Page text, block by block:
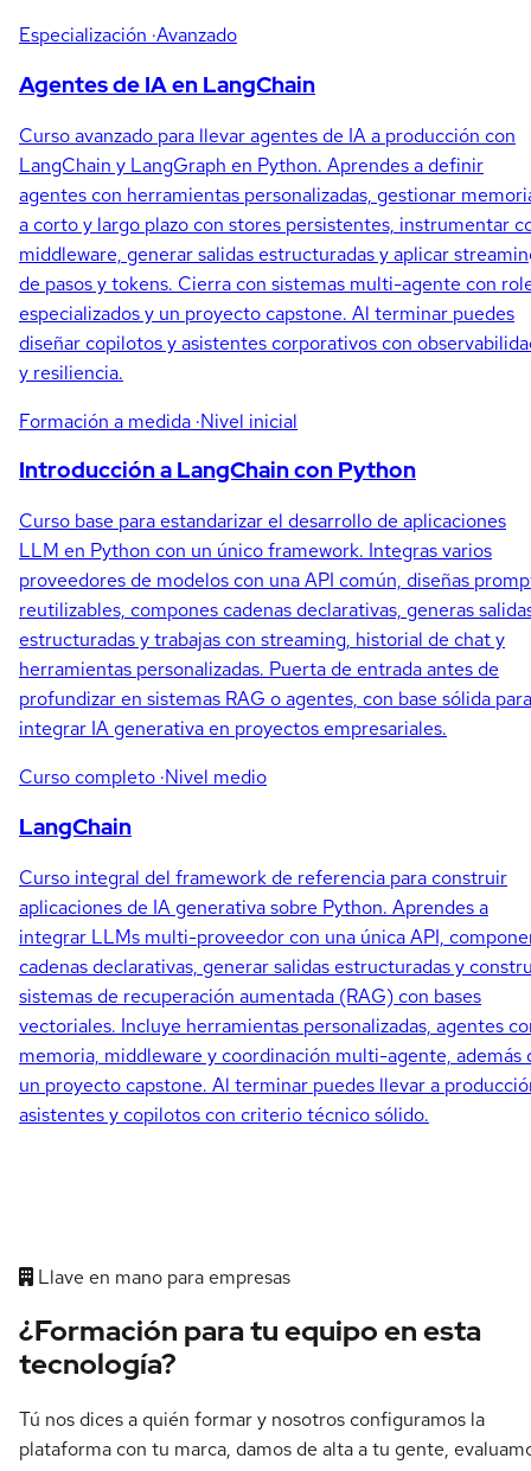
Especialización ·Avanzado
Agentes de IA en LangChain
Curso avanzado para llevar agentes de IA a producción con
LangChain y LangGraph en Python. Aprendes a definir
agentes con herramientas personalizadas, gestionar
a corto y largo plazo con stores persistentes, instrumentar
middleware, generar salidas estructuradas y aplicar
de pasos y tokens. Cierra con sistemas multi-agente con
especializados y un proyecto capstone. Al terminar puedes
diseñar copilotos y asistentes corporativos con
y resiliencia.
Formación a medida ·Nivel inicial
Introducción a LangChain con Python
Curso base para estandarizar el desarrollo de aplicaciones
LLM en Python con un único framework. Integras varios
proveedores de modelos con una API común, diseñas
reutilizables, compones cadenas declarativas, generas
estructuradas y trabajas con streaming, historial de chat y
herramientas personalizadas. Puerta de entrada antes de
profundizar en sistemas RAG o agentes, con base sólida para
integrar IA generativa en proyectos empresariales.
Curso completo ·Nivel medio
LangChain
Curso integral del framework de referencia para construir
aplicaciones de IA generativa sobre Python. Aprendes a
integrar LLMs multi-proveedor con una única API,
cadenas declarativas, generar salidas estructuradas y
sistemas de recuperación aumentada (RAG) con bases
vectoriales. Incluye herramientas personalizadas, agentes
memoria, middleware y coordinación multi-agente, además
un proyecto capstone. Al terminar puedes llevar a
asistentes y copilotos con criterio técnico sólido.
Llave en mano para empresas
¿Formación para tu equipo en esta
tecnología?
Tú nos dices a quién formar y nosotros configuramos la
plataforma con tu marca, damos de alta a tu gente,